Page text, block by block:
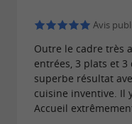
Lissy Holten, en
chiné de la
créer une
Le cadre
Avis
Outre le cadre très
entrées, 3 plats et
superbe résultat
cuisine inventive. Il
Accueil